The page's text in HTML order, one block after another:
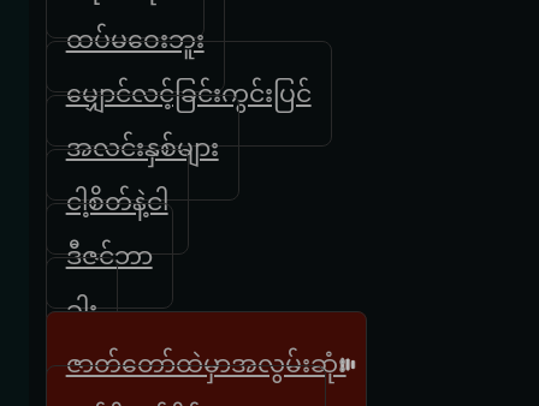
ထပ်မဝေးဘူး
မျှောင်လင့်ခြင်းကွင်းပြင်
အလင်းနှစ်များ
ငါ့စိတ်နဲ့ငါ
ဒီဇင်ဘာ
ခါး
ဇာတ်တော်ထဲမှာအလွမ်းဆုံး